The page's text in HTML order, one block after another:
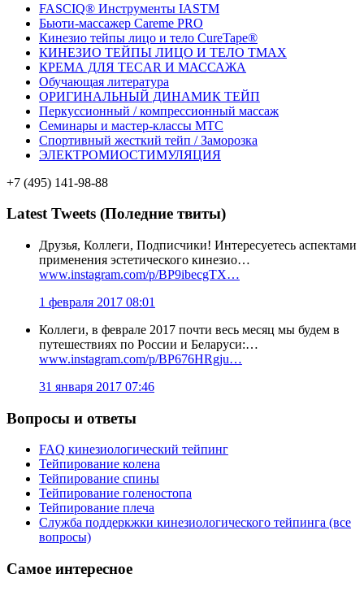
FASCIQ® Инструменты IASTM
Бьюти-массажер Careme PRO
Кинезио тейпы лицо и тело CureTape®
КИНЕЗИО ТЕЙПЫ ЛИЦО И ТЕЛО TMAX
КРЕМА ДЛЯ TECAR И МАССАЖА
Обучающая литература
ОРИГИНАЛЬНЫЙ ДИНАМИК ТЕЙП
Перкуссионный / компрессионный массаж
Семинары и мастер-классы MTC
Спортивный жесткий тейп / Заморозка
ЭЛЕКТРОМИОСТИМУЛЯЦИЯ
+7 (495) 141-98-88
Latest Tweets (Поледние твиты)
Друзья, Коллеги, Подписчики! Интересуетесь аспектами
применения эстетического кинезио…
www.instagram.com/p/BP9ibecgTX…
1 февраля 2017 08:01
Коллеги, в феврале 2017 почти весь месяц мы будем в
путешествиях по России и Беларуси:…
www.instagram.com/p/BP676HRgju…
31 января 2017 07:46
Вопросы и ответы
FAQ кинезиологический тейпинг
Тейпирование колена
Тейпирование спины
Тейпирование голеностопа
Тейпирование плеча
Служба поддеркжки кинезиологического тейпинга (все
вопросы)
Самое интересное